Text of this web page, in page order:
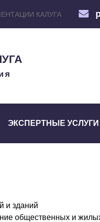
КАЛУГА
ЭКСПЕРТНЫЕ УСЛУГИ
и зданий
общественных и